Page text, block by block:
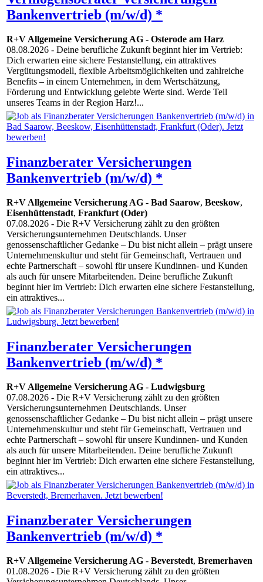
Bankenvertrieb (m/w/d) *
R+V Allgemeine Versicherung AG - Osterode am Harz
08.08.2026 - Deine berufliche Zukunft beginnt hier im Vertrieb:
Dich erwarten eine sichere Festanstellung, ein attraktives
Vergütungsmodell, flexible Arbeitsmöglichkeiten und zahlreiche
Benefits – in einem Unternehmen, in dem Wertschätzung,
Förderung und Entwicklung gelebte Werte sind. Werde Teil
unseres Teams in der Region Harz!...
Finanzberater Versicherungen
Bankenvertrieb (m/w/d) *
R+V Allgemeine Versicherung AG - Bad Saarow, Beeskow,
Eisenhüttenstadt, Frankfurt (Oder)
07.08.2026 - Die R+V Versicherung zählt zu den größten
Versicherungsunternehmen Deutschlands. Unser
genossenschaftlicher Gedanke – Du bist nicht allein – prägt unsere
Unternehmenskultur und steht für Gemeinschaft, Vertrauen und
echte Partnerschaft – sowohl für unsere Kundinnen- und Kunden
als auch für unsere Mitarbeitenden. Deine berufliche Zukunft
beginnt hier im Vertrieb: Dich erwarten eine sichere Festanstellung,
ein attraktives...
Finanzberater Versicherungen
Bankenvertrieb (m/w/d) *
R+V Allgemeine Versicherung AG - Ludwigsburg
07.08.2026 - Die R+V Versicherung zählt zu den größten
Versicherungsunternehmen Deutschlands. Unser
genossenschaftlicher Gedanke – Du bist nicht allein – prägt unsere
Unternehmenskultur und steht für Gemeinschaft, Vertrauen und
echte Partnerschaft – sowohl für unsere Kundinnen- und Kunden
als auch für unsere Mitarbeitenden. Deine berufliche Zukunft
beginnt hier im Vertrieb: Dich erwarten eine sichere Festanstellung,
ein attraktives...
Finanzberater Versicherungen
Bankenvertrieb (m/w/d) *
R+V Allgemeine Versicherung AG - Beverstedt, Bremerhaven
01.08.2026 - Die R+V Versicherung zählt zu den größten